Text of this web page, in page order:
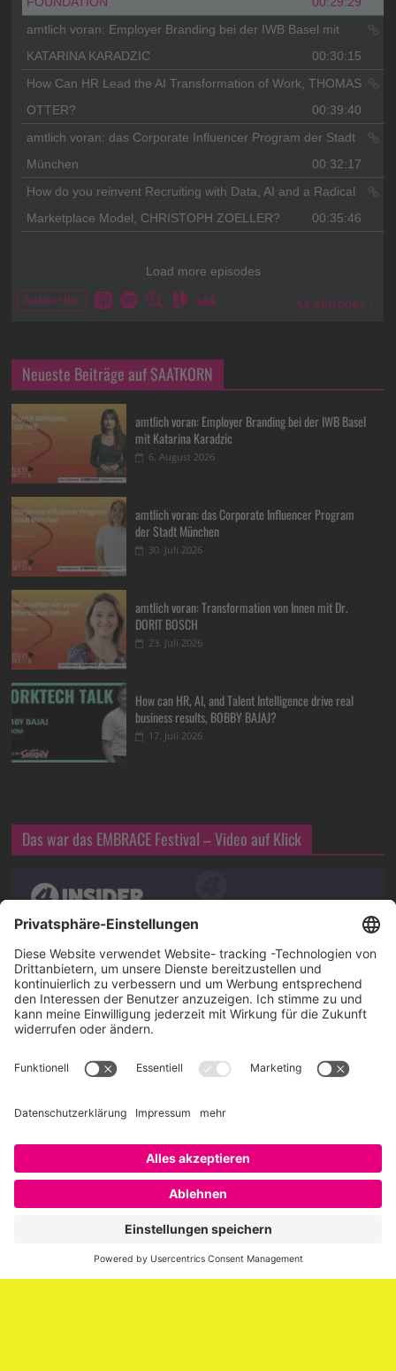
Neueste Beiträge auf SAATKORN
amtlich voran: Employer Branding bei der IWB Basel
mit Katarina Karadzic
6. August 2026
amtlich voran: das Corporate Influencer Program
der Stadt München
30. Juli 2026
amtlich voran: Transformation von Innen mit Dr.
DORIT BOSCH
23. Juli 2026
How can HR, AI, and Talent Intelligence drive real
business results, BOBBY BAJAJ?
17. Juli 2026
Das war das EMBRACE Festival – Video auf Klick
Über SAATKORN
SAATKORN ist der Blog von Gero Hesse. Seit 2009 schreibt
er über die Themen Employer Branding,